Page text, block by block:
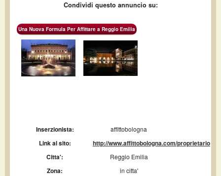
Condividi questo annuncio su:
Una Nuova Formula Per Affittare a Reggio Emilia
Inserzionista: affittobologna
Link al sito:
http://www.affittobologna.com/proprietario
Citta':
Reggio Emilia
Zona: in citta'